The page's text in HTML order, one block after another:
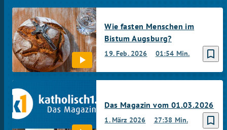
bookmark_border
19. Feb. 2026 01:54 Min.
Wie fasten Menschen im
Bistum Augsburg?
bookmark_border
1. März 2026 27:38 Min.
Das Magazin vom 01.03.2026